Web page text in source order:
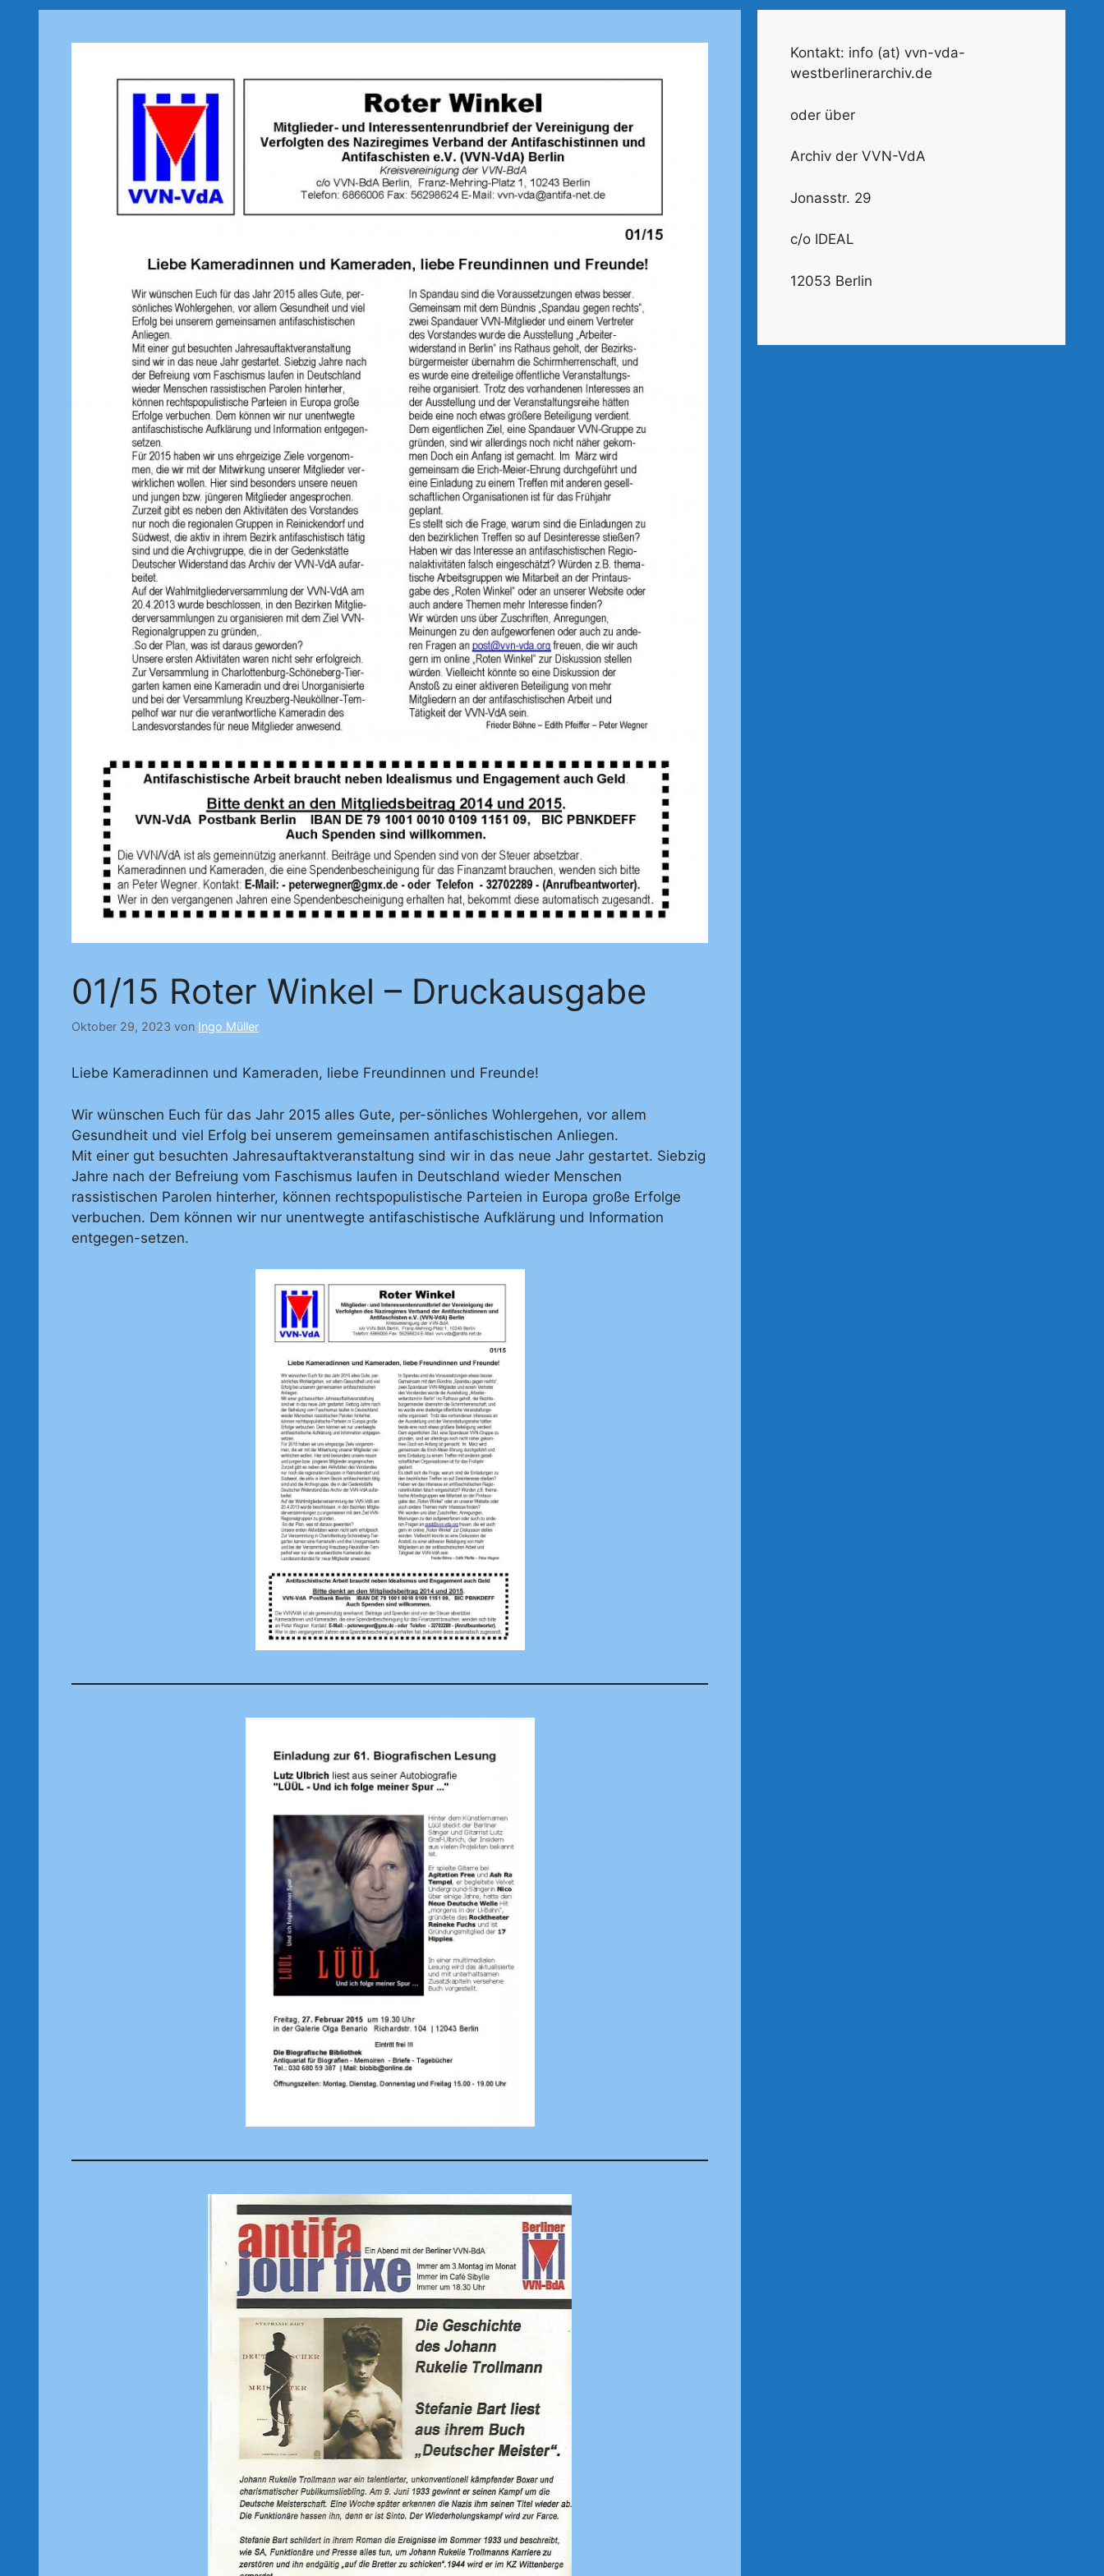
01/15 Roter Winkel – Druckausgabe
Oktober 29, 2023 von Ingo Müller
Liebe Kameradinnen und Kameraden, liebe Freundinnen und Freunde!
Wir wünschen Euch für das Jahr 2015 alles Gute, per-sönliches Wohlergehen, vor allem
Gesundheit und viel Erfolg bei unserem gemeinsamen antifaschistischen Anliegen.
Mit einer gut besuchten Jahresauftaktveranstaltung sind wir in das neue Jahr gestartet. Siebzig
Jahre nach der Befreiung vom Faschismus laufen in Deutschland wieder Menschen
rassistischen Parolen hinterher, können rechtspopulistische Parteien in Europa große Erfolge
verbuchen. Dem können wir nur unentwegte antifaschistische Aufklärung und Information
entgegen-setzen.
Kontakt: info (at) vvn-vda-
westberlinerarchiv.de
oder über
Archiv der VVN-VdA
Jonasstr. 29
c/o IDEAL
12053 Berlin